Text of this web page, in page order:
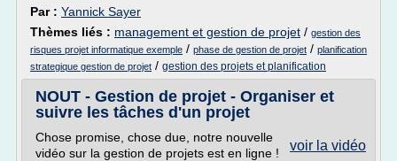
Par : Yannick Sayer
Thèmes liés : management et gestion de projet / gestion des
risques projet informatique exemple / phase de gestion de projet / planification
strategique gestion de projet / gestion des projets et planification
NOUT - Gestion de projet - Organiser et
suivre les tâches d'un projet
voir la vidéo
Chose promise, chose due, notre nouvelle
vidéo sur la gestion de projets est en ligne !